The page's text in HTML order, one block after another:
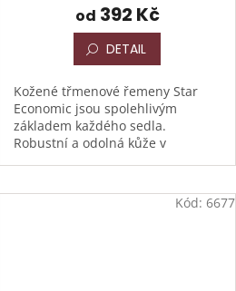
od 392 Kč
DETAIL
Kožené třmenové řemeny Star
Economic jsou spolehlivým
základem každého sedla.
Robustní a odolná kůže v
zavěšení třmenů...
Kód: 6677